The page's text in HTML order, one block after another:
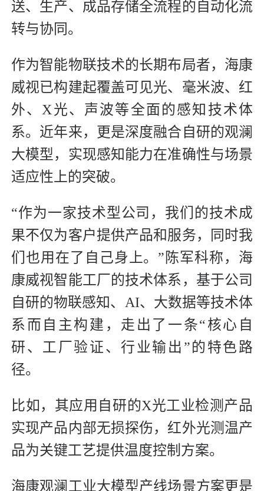
送、生产、成品存储全流程的自动化流
转与协同。
作为智能物联技术的长期布局者，海康
威视已构建起覆盖可见光、毫米波、红
外、X光、声波等全面的感知技术体
系。近年来，更是深度融合自研的观澜
大模型，实现感知能力在准确性与场景
适应性上的突破。
“作为一家技术型公司，我们的技术成
果不仅为客户提供产品和服务，同时我
们也用在了自己身上。”陈军科称，海
康威视智能工厂的技术体系，基于公司
自研的物联感知、AI、大数据等技术体
系而自主构建，走出了一条“核心自
研、工厂验证、行业输出”的特色路
径。
比如，其应用自研的X光工业检测产品
实现产品内部无损探伤，红外光测温产
品为关键工艺提供温度控制方案。
海康观澜工业大模型产线场景方案更是